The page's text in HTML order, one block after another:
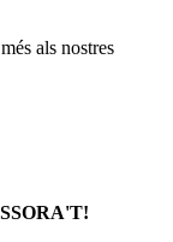
als nostres